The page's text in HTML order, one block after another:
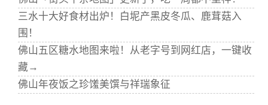
三水十大好食材出炉！白坭产黑皮冬瓜、鹿茸菇入
围！
佛山五区糖水地图来啦！从老字号到网红店，一键收
藏→
佛山年夜饭之珍馐美馔与祥瑞象征